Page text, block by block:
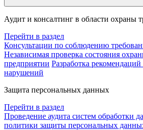
Аудит и консалтинг в области охраны
Перейти в раздел
Консультации по соблюдению
Независимая проверка состояния
предприятии Разработка
нарушений
Защита персональных данных
Перейти в раздел
Проведение аудита систем обработки
политики защиты персональных